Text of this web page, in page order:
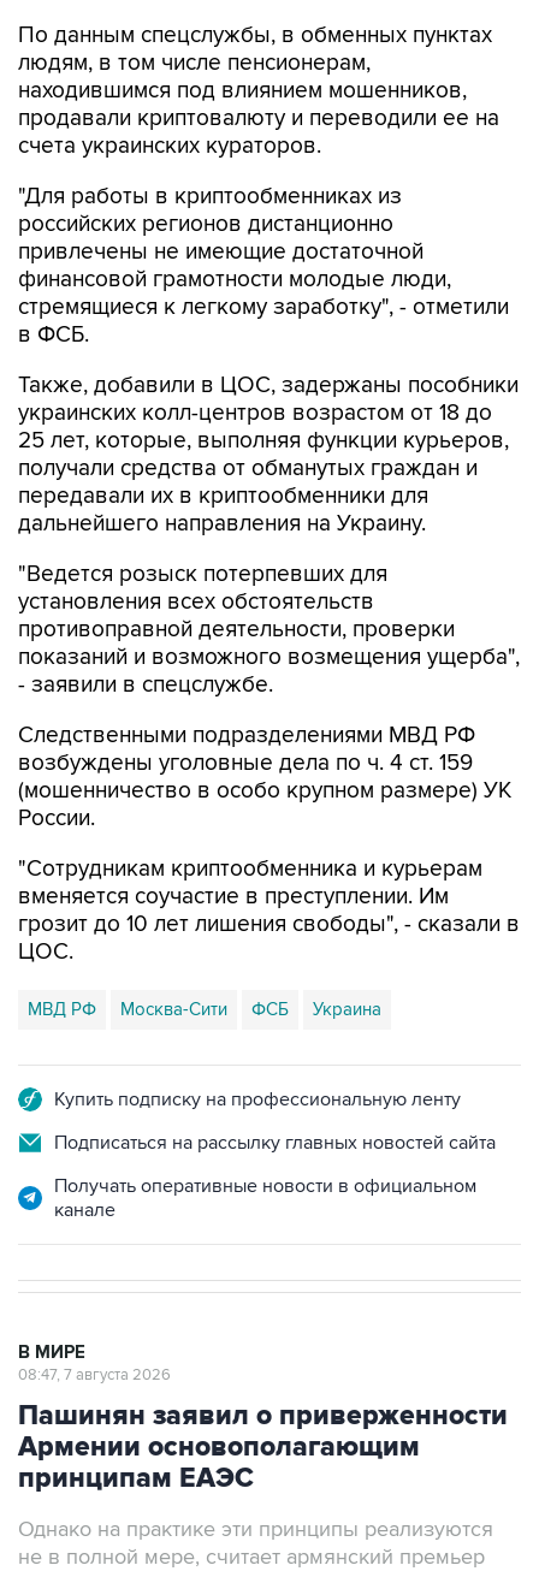
По данным спецслужбы, в обменных пунктах
людям, в том числе пенсионерам,
находившимся под влиянием мошенников,
продавали криптовалюту и переводили ее на
счета украинских кураторов.
"Для работы в криптообменниках из
российских регионов дистанционно
привлечены не имеющие достаточной
финансовой грамотности молодые люди,
стремящиеся к легкому заработку", - отметили
в ФСБ.
Также, добавили в ЦОС, задержаны пособники
украинских колл-центров возрастом от 18 до
25 лет, которые, выполняя функции курьеров,
получали средства от обманутых граждан и
передавали их в криптообменники для
дальнейшего направления на Украину.
"Ведется розыск потерпевших для
установления всех обстоятельств
противоправной деятельности, проверки
показаний и возможного возмещения ущерба",
- заявили в спецслужбе.
Следственными подразделениями МВД РФ
возбуждены уголовные дела по ч. 4 ст. 159
(мошенничество в особо крупном размере) УК
России.
"Сотрудникам криптообменника и курьерам
вменяется соучастие в преступлении. Им
грозит до 10 лет лишения свободы", - сказали в
ЦОС.
МВД РФ Москва-Сити ФСБ Украина
Купить подписку на профессиональную ленту
Подписаться на рассылку главных новостей сайта
Получать оперативные новости в официальном
канале
В МИРЕ
08:47, 7 августа 2026
Пашинян заявил о приверженности
Армении основополагающим
принципам ЕАЭС
Однако на практике эти принципы реализуются
не в полной мере, считает армянский премьер